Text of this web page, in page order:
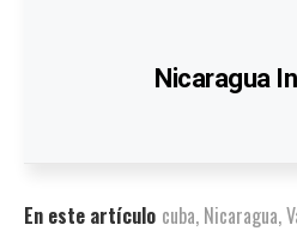
Nicaragua
En este artículo cuba, Nicaragua,